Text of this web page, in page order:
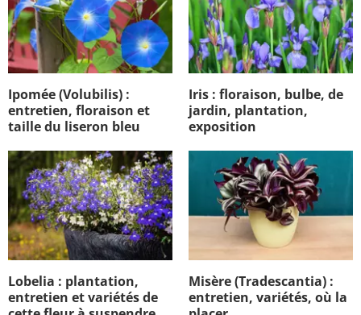
Ipomée (Volubilis) :
entretien, floraison et
taille du liseron bleu
Iris : floraison, bulbe, de
jardin, plantation,
exposition
Lobelia : plantation,
entretien et variétés de
Misère (Tradescantia) :
entretien, variétés, où la